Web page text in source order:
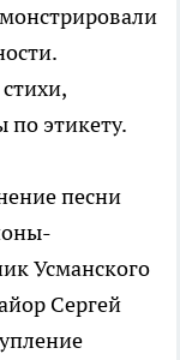
по этикету.
песни
Усманского
Сергей